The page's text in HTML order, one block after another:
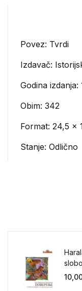
Povez: Tvrdi
Izdavač:
Godina izdanja:
Obim: 342
Format: 24,5 x
Stanje: Odlično
sveta